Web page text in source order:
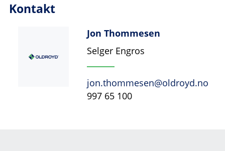
Kontakt
Jon Thommesen
Selger Engros
jon.thommesen@oldroyd.no
997 65 100